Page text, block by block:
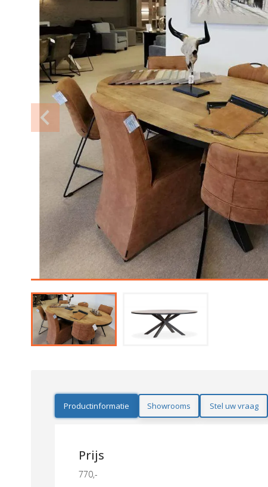
Productinformatie Showrooms Stel uw vraag
Prijs
770,-